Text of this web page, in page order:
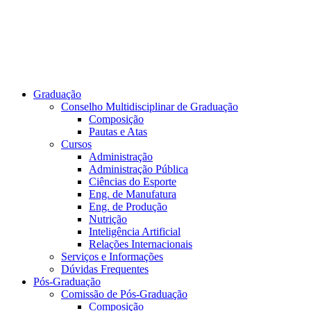
Graduação
Conselho Multidisciplinar de Graduação
Composição
Pautas e Atas
Cursos
Administração
Administração Pública
Ciências do Esporte
Eng. de Manufatura
Eng. de Produção
Nutrição
Inteligência Artificial
Relações Internacionais
Serviços e Informações
Dúvidas Frequentes
Pós-Graduação
Comissão de Pós-Graduação
Composição